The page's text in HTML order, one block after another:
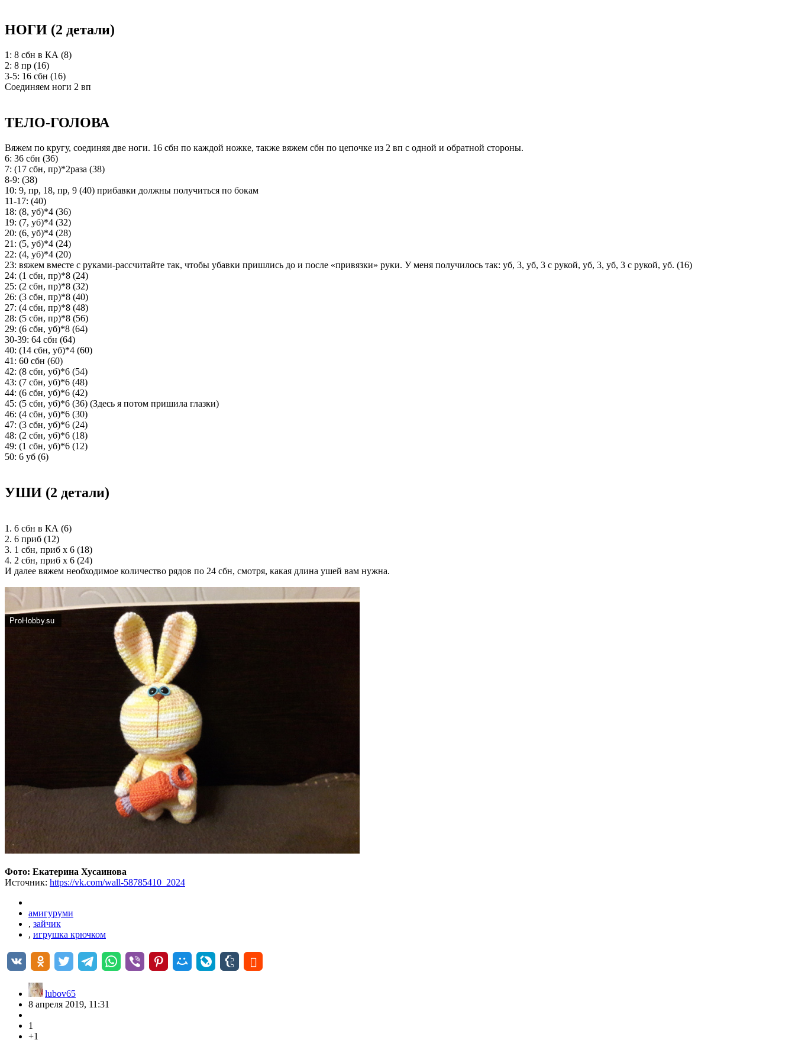
НОГИ (2 детали)
1: 8 сбн в КА (8)
2: 8 пр (16)
3-5: 16 сбн (16)
Соединяем ноги 2 вп
ТЕЛО-ГОЛОВА
Вяжем по кругу, соединяя две ноги. 16 сбн по каждой ножке, также вяжем сбн по цепочке из 2 вп с одной и обратной стороны.
6: 36 сбн (36)
7: (17 сбн, пр)*2раза (38)
8-9: (38)
10: 9, пр, 18, пр, 9 (40) прибавки должны получиться по бокам
11-17: (40)
18: (8, уб)*4 (36)
19: (7, уб)*4 (32)
20: (6, уб)*4 (28)
21: (5, уб)*4 (24)
22: (4, уб)*4 (20)
23: вяжем вместе с руками-рассчитайте так, чтобы убавки пришлись до и после «привязки» руки. У меня получилось так: уб, 3, уб, 3 с рукой, уб, 3, уб, 3 с рукой, уб. (16)
24: (1 сбн, пр)*8 (24)
25: (2 сбн, пр)*8 (32)
26: (3 сбн, пр)*8 (40)
27: (4 сбн, пр)*8 (48)
28: (5 сбн, пр)*8 (56)
29: (6 сбн, уб)*8 (64)
30-39: 64 сбн (64)
40: (14 сбн, уб)*4 (60)
41: 60 сбн (60)
42: (8 сбн, уб)*6 (54)
43: (7 сбн, уб)*6 (48)
44: (6 сбн, уб)*6 (42)
45: (5 сбн, уб)*6 (36) (Здесь я потом пришила глазки)
46: (4 сбн, уб)*6 (30)
47: (3 сбн, уб)*6 (24)
48: (2 сбн, уб)*6 (18)
49: (1 сбн, уб)*6 (12)
50: 6 уб (6)
УШИ (2 детали)
1. 6 сбн в КА (6)
2. 6 приб (12)
3. 1 сбн, приб х 6 (18)
4. 2 сбн, приб х 6 (24)
И далее вяжем необходимое количество рядов по 24 сбн, смотря, какая длина ушей вам нужна.
Фото: Екатерина Хусаинова
Источник: https://vk.com/wall-58785410_2024
амигуруми
, зайчик
, игрушка крючком
lubov65
8 апреля 2019, 11:31
1
+1